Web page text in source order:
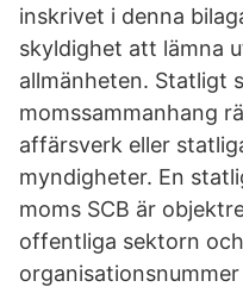
inskrivet i denna
skyldighet att lämna
allmänheten. Statligt
momssammanhang
affärsverk eller
myndigheter. En
moms SCB är
offentliga sektorn